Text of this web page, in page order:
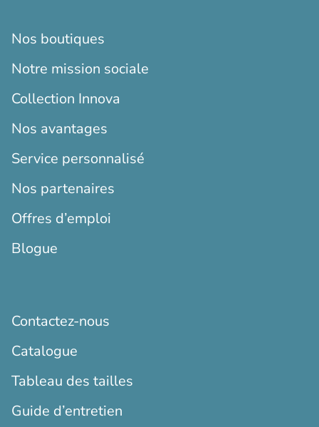
Nos boutiques
Notre mission sociale
Collection Innova
Nos avantages
Service personnalisé
Nos partenaires
Offres d’emploi
Blogue
Contactez-nous
Catalogue
Tableau des tailles
Guide d’entretien